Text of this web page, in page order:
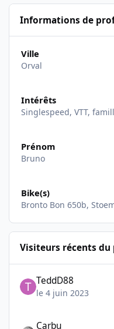
Informations de
Ville
Orval
Intérêts
Singlespeed, VTT,
Prénom
Bruno
Bike(s)
Bronto Bon 650b,
Visiteurs récents
TeddD88
le 4 juin 2023
Carbu